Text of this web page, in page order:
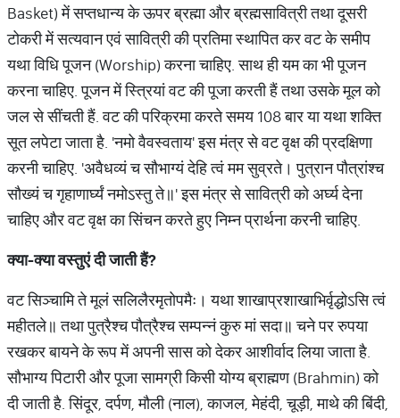
Basket) में सप्तधान्य के ऊपर ब्रह्मा और ब्रह्मसावित्री तथा दूसरी
टोकरी में सत्यवान एवं सावित्री की प्रतिमा स्थापित कर वट के समीप
यथा विधि पूजन (Worship) करना चाहिए. साथ ही यम का भी पूजन
करना चाहिए. पूजन में स्त्रियां वट की पूजा करती हैं तथा उसके मूल को
जल से सींचती हैं. वट की परिक्रमा करते समय 108 बार या यथा शक्ति
सूत लपेटा जाता है. 'नमो वैवस्वताय' इस मंत्र से वट वृक्ष की प्रदक्षिणा
करनी चाहिए. 'अवैधव्यं च सौभाग्यं देहि त्वं मम सुव्रते। पुत्रान पौत्रांश्च
सौख्यं च गृहाणार्घ्यं नमोऽस्तु ते॥' इस मंत्र से सावित्री को अर्घ्य देना
चाहिए और वट वृक्ष का सिंचन करते हुए निम्न प्रार्थना करनी चाहिए.
क्या-क्या वस्तुएं दी जाती हैं?
वट सिञ्चामि ते मूलं सलिलैरमृतोपमैः। यथा शाखाप्रशाखाभिर्वृद्धोऽसि त्वं
महीतले॥ तथा पुत्रैश्च पौत्रैश्च सम्पन्नं कुरु मां सदा॥ चने पर रुपया
रखकर बायने के रूप में अपनी सास को देकर आशीर्वाद लिया जाता है.
सौभाग्य पिटारी और पूजा सामग्री किसी योग्य ब्राह्मण (Brahmin) को
दी जाती है. सिंदूर, दर्पण, मौली (नाल), काजल, मेहंदी, चूड़ी, माथे की बिंदी,